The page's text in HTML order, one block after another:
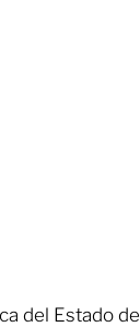
del Estado de